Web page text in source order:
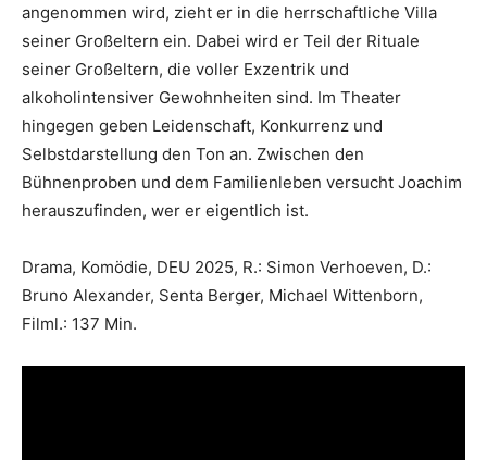
angenommen wird, zieht er in die herrschaftliche Villa
seiner Großeltern ein. Dabei wird er Teil der Rituale
seiner Großeltern, die voller Exzentrik und
alkoholintensiver Gewohnheiten sind. Im Theater
hingegen geben Leidenschaft, Konkurrenz und
Selbstdarstellung den Ton an. Zwischen den
Bühnenproben und dem Familienleben versucht Joachim
herauszufinden, wer er eigentlich ist.
Drama, Komödie, DEU 2025, R.: Simon Verhoeven, D.:
Bruno Alexander, Senta Berger, Michael Wittenborn,
Filml.: 137 Min.